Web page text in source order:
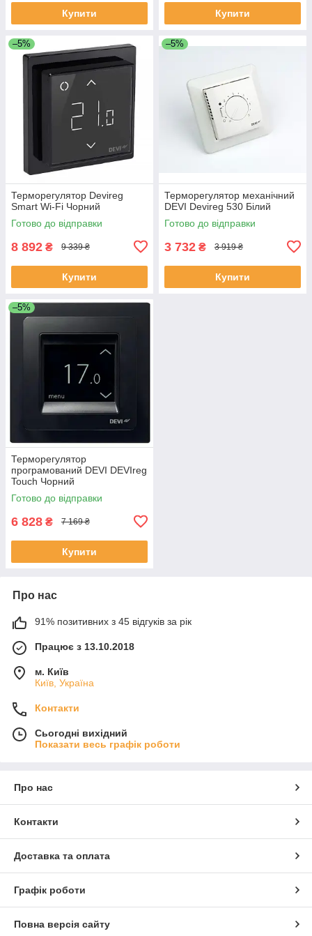
Купити Купити
–5%
Терморегулятор Devireg
Smart Wi-Fi Чорний
Готово до відправки
8 892 ₴ 9 339 ₴
Купити
–5%
Терморегулятор механічний
DEVI Devireg 530 Білий
Готово до відправки
3 732 ₴ 3 919 ₴
Купити
–5%
Терморегулятор
програмований DEVI DEVIreg
Touch Чорний
Готово до відправки
6 828 ₴ 7 169 ₴
Купити
Про нас
91% позитивних з 45 відгуків за рік
Працює з 13.10.2018
м. Київ
Київ, Україна
Контакти
Сьогодні вихідний
Показати весь графік роботи
Про нас
Контакти
Доставка та оплата
Графік роботи
Повна версія сайту